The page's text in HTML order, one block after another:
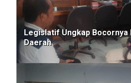
Legislatif Ungkap Bocornya
Daerah